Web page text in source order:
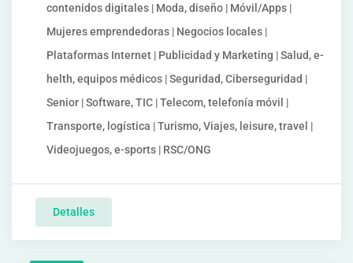
contenidos digitales | Moda, diseño | Móvil/Apps |
Mujeres emprendedoras | Negocios locales |
Plataformas Internet | Publicidad y Marketing | Salud, e-
helth, equipos médicos | Seguridad, Ciberseguridad |
Senior | Software, TIC | Telecom, telefonía móvil |
Transporte, logística | Turismo, Viajes, leisure, travel |
Videojuegos, e-sports | RSC/ONG
Detalles